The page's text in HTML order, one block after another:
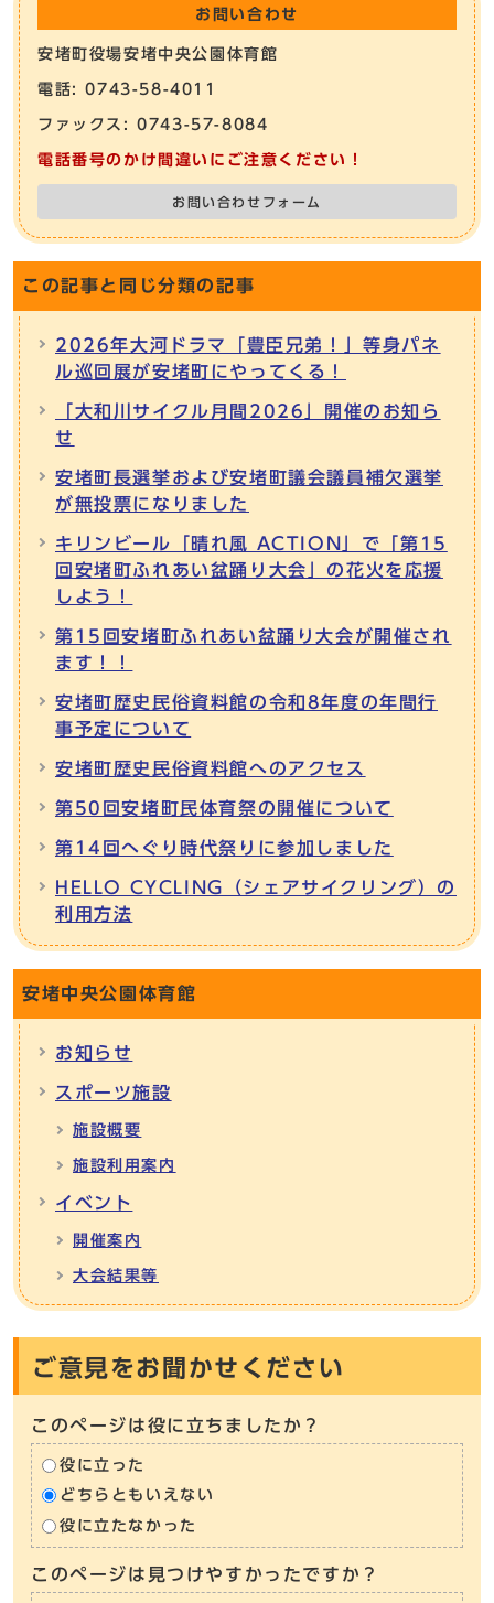
お問い合わせ
安堵町役場安堵中央公園体育館
電話: 0743-58-4011
ファックス: 0743-57-8084
電話番号のかけ間違いにご注意ください！
お問い合わせフォーム
この記事と同じ分類の記事
2026年大河ドラマ「豊臣兄弟！」等身パネ
ル巡回展が安堵町にやってくる！
「大和川サイクル月間2026」開催のお知ら
せ
安堵町長選挙および安堵町議会議員補欠選挙
が無投票になりました
キリンビール「晴れ風 ACTION」で「第15
回安堵町ふれあい盆踊り大会」の花火を応援
しよう！
第15回安堵町ふれあい盆踊り大会が開催され
ます！！
安堵町歴史民俗資料館の令和8年度の年間行
事予定について
安堵町歴史民俗資料館へのアクセス
第50回安堵町民体育祭の開催について
第14回へぐり時代祭りに参加しました
HELLO CYCLING（シェアサイクリング）の
利用方法
安堵中央公園体育館
お知らせ
スポーツ施設
施設概要
施設利用案内
イベント
開催案内
大会結果等
ご意見をお聞かせください
このページは役に立ちましたか？
役に立った
どちらともいえない
役に立たなかった
このページは見つけやすかったですか？